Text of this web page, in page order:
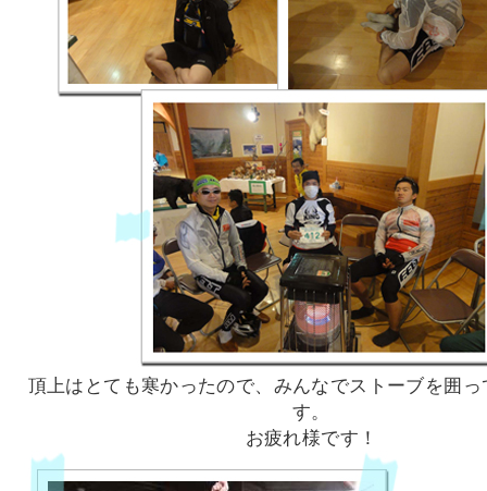
頂上はとても寒かったので、みんなでストーブを囲
す。
お疲れ様です！